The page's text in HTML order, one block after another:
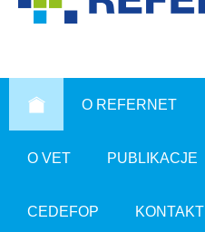
O REFERNET
O VET PUBLIKACJE
CEDEFOP KONTAKT